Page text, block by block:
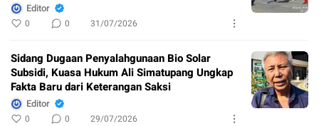
Editor
0 0 31/07/2026
Sidang Dugaan Penyalahgunaan Bio Solar
Subsidi, Kuasa Hukum Ali Simatupang Ungkap
Fakta Baru dari Keterangan Saksi
Editor
0 0 29/07/2026